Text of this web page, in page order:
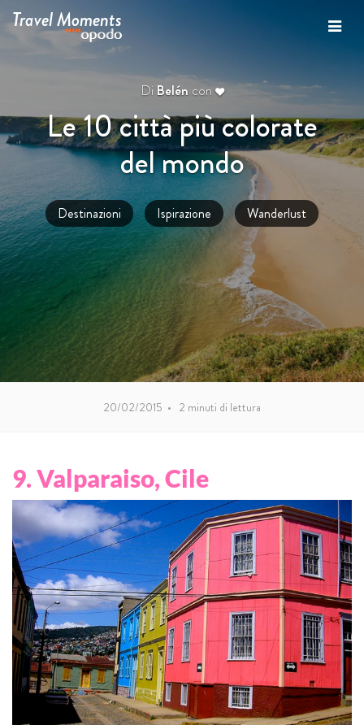
Travel Moments
Di Belén con
Le 10 città più colorate
del mondo
Destinazioni Ispirazione Wanderlust
20/02/2015 • 2 minuti di lettura
9. Valparaiso, Cile